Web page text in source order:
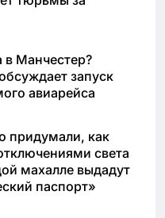
в Манчестер?
запуск
авиарейса
придумали, как
света
махалле выдадут
паспорт»